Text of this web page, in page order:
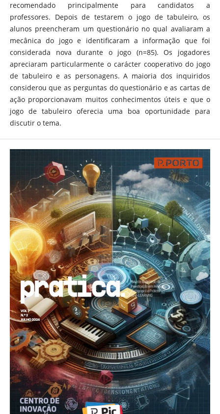
recomendado principalmente para candidatos a
professores. Depois de testarem o jogo de tabuleiro, os
alunos preencheram um questionário no qual avaliaram a
mecânica do jogo e identificaram a informação que foi
considerada nova durante o jogo (n=85). Os jogadores
apreciaram particularmente o carácter cooperativo do jogo
de tabuleiro e as personagens. A maioria dos inquiridos
considerou que as perguntas do questionário e as cartas de
ação proporcionavam muitos conhecimentos úteis e que o
jogo de tabuleiro oferecia uma boa oportunidade para
discutir o tema.